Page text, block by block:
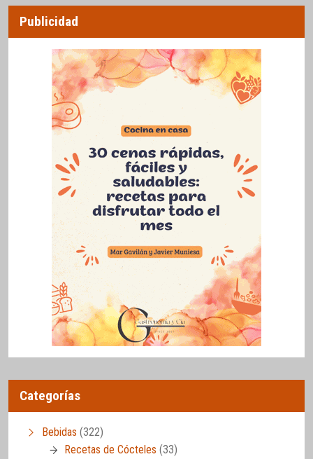
Publicidad
Categorías
Bebidas (322)
Recetas de Cócteles (33)